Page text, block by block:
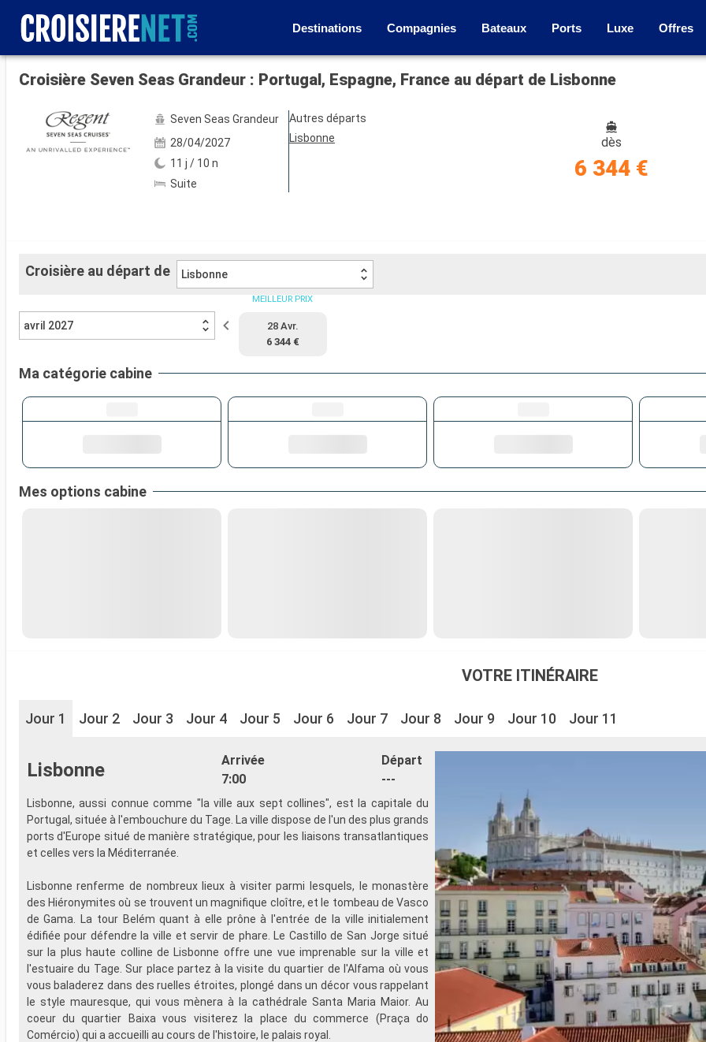
Destinations Compagnies Bateaux Ports Luxe Offres
Voir les 24 autres photos
Croisière Seven Seas Grandeur : Portugal, Espagne, France au départ de Lisbonne
Seven Seas Grandeur
28/04/2027
11 j / 10 n
Suite
Autres départs
Lisbonne
dès
6 344 €
Croisière au départ de Lisbonne
avril 2027
MEILLEUR PRIX
28 Avr.
6 344 €
Ma catégorie cabine
Mes options cabine
VOTRE ITINÉRAIRE
Jour 1 Jour 2 Jour 3 Jour 4 Jour 5 Jour 6 Jour 7 Jour 8 Jour 9 Jour 10 Jour 11
Lisbonne
Arrivée
7:00
Départ
---
Lisbonne, aussi connue comme "la ville aux sept collines", est la capitale du
Portugal, située à l'embouchure du Tage. La ville dispose de l'un des plus grands
ports d'Europe situé de manière stratégique, pour les liaisons transatlantiques
et celles vers la Méditerranée.
Lisbonne renferme de nombreux lieux à visiter parmi lesquels, le monastère
des Hiéronymites où se trouvent un magnifique cloître, et le tombeau de Vasco
de Gama. La tour Belém quant à elle prône à l'entrée de la ville initialement
édifiée pour défendre la ville et servir de phare. Le Castillo de San Jorge situé
sur la plus haute colline de Lisbonne offre une vue imprenable sur la ville et
l'estuaire du Tage. Sur place partez à la visite du quartier de l'Alfama où vous
vous baladerez dans des ruelles étroites, plongé dans un décor vous rappelant
le style mauresque, qui vous mènera à la cathédrale Santa Maria Maior. Au
coeur du quartier Baixa vous visiterez la place du commerce (Praça do
Comércio) qui a accueilli au cours de l'histoire, le palais royal.